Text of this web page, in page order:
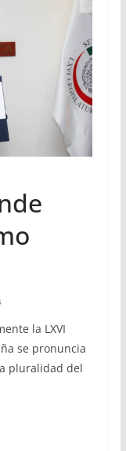
la LXVI
se pronuncia
pluralidad del